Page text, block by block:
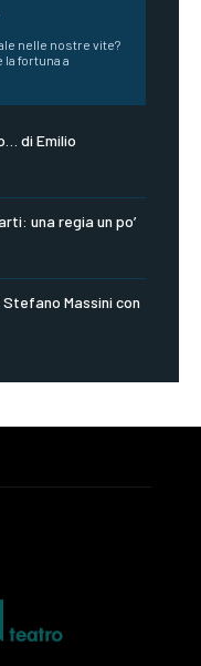
nelle nostre vite?
fortuna a
di Emilio
una regia un po’
Massini con